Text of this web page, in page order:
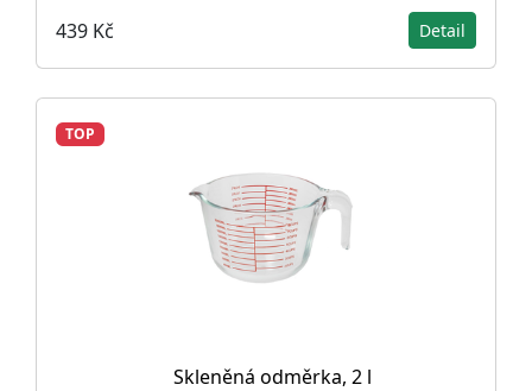
439 Kč Detail
TOP
Skleněná odměrka, 2 l